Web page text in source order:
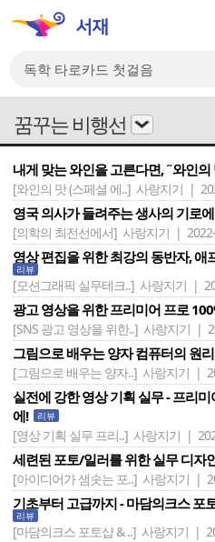
꿈꾸는 비행선
내게 맞는 와인을 고른다면, ˝와인의
[와인의 맛 (스페셜 에..] 사랑지기 |
영국 의사가 들려주는 생사의 기로
[의학의 최전선에서] 사랑지기 |
영상 편집을 위한 최강의 동반자,
리뷰
[모션그래픽 실무테크..] 사랑지기 |
광고 영상을 위한 프리미어 프로
[SNS 광고 영상을 위한..] 사랑지기 |
그림으로 배우는 양자 컴퓨터의 원
[그림으로 배우는 양자..] 사랑지기 |
실전에 강한 영상 기획 실무 - 프리
에!
리뷰
[영상 기획 실무 프리..] 사랑지기 |
세련된 포토/일러를 위한 실무 디자
[아이디어가 샘솟는 포..] 사랑지기 |
기초부터 고급까지 - 마담의크스 포
리뷰
[마담의크스 포토샵 & ..] 사랑지기 |